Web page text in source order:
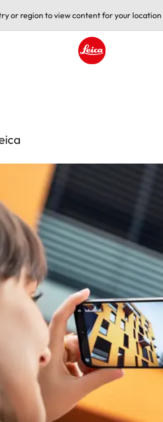
or region to view content for your location